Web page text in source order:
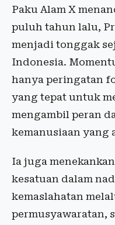
Paku Alam X
puluh tahun lalu,
menjadi tonggak
Indonesia.
hanya peringatan
yang tepat untuk
mengambil peran
kemanusiaan yang
Ia juga
kesatuan dalam
kemaslahatan
permusyawaratan,